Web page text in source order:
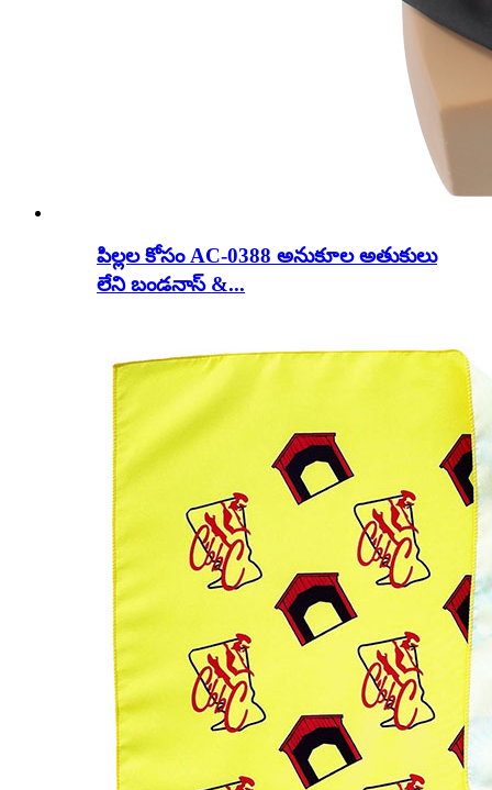
పిల్లల కోసం AC-0388 అనుకూల అతుకులు
లేని బండనాస్ &...